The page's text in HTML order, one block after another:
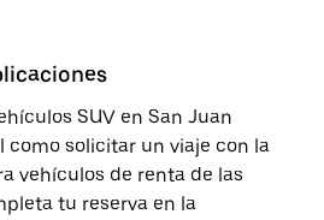
SUV en San Juan
como solicitar un viaje con la
vehículos de renta de las
tu reserva en la